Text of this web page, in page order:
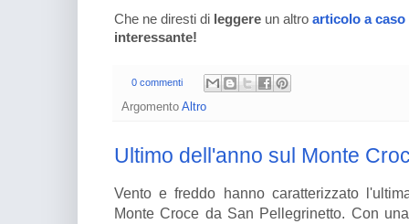
Che ne diresti di leggere un altro articolo a caso
interessante!
0 commenti
Argomento Altro
Ultimo dell'anno sul Monte
Vento e freddo hanno caratterizzato
Monte Croce da San Pellegrinetto. Con